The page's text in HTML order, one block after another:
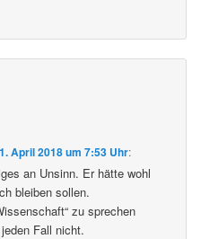
April 2018 um 7:53 Uhr:
an Unsinn. Er hätte wohl
bleiben sollen.
zu sprechen
Fall nicht.